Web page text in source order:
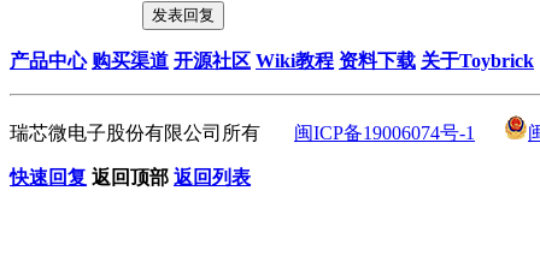
发表回复
产品中心 购买渠道 开源社区 Wiki教程 资料下载 关于Toybrick
瑞芯微电子股份有限公司所有 闽ICP备19006074号-1
快速回复 返回顶部 返回列表